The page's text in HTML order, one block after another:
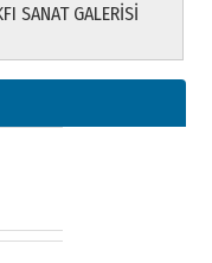
SANAT GALERİSİ